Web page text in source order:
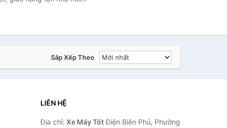
Sắp Xếp Theo
LIÊN HỆ
Địa chỉ: Xe Máy TốtĐiện Biên Phủ, Phường